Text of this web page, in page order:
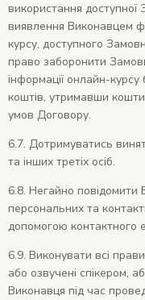
використання доступної
виявлення Виконавцем
курсу, доступного
право заборонити
інформації онлайн-
коштів, утримавши
умов Договору.
6.7. Дотримуватись
та інших третіх осіб.
6.8. Негайно повідомити
персональних та
допомогою контактного
6.9. Виконувати всі
або озвучені спікером,
Виконавця під час